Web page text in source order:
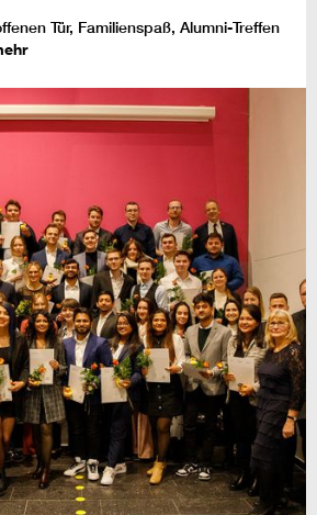
Tür, Familienspaß, Alumni-Treffen